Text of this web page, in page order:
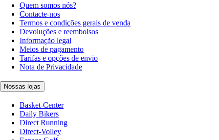
Quem somos nós?
Contacte-nos
Termos e condições gerais de venda
Devoluções e reembolsos
Informação legal
Meios de pagamento
Tarifas e opções de envio
Nota de Privacidade
Nossas lojas
Basket-Center
Daily Bikers
Direct Running
Direct-Volley